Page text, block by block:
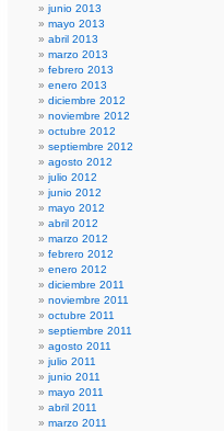
junio 2013
mayo 2013
abril 2013
marzo 2013
febrero 2013
enero 2013
diciembre 2012
noviembre 2012
octubre 2012
septiembre 2012
agosto 2012
julio 2012
junio 2012
mayo 2012
abril 2012
marzo 2012
febrero 2012
enero 2012
diciembre 2011
noviembre 2011
octubre 2011
septiembre 2011
agosto 2011
julio 2011
junio 2011
mayo 2011
abril 2011
marzo 2011